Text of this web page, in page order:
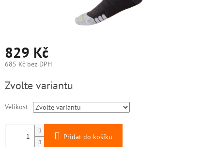
829 Kč
685 Kč bez DPH
cena:
Zvolte variantu
Velikost
Přidat do košíku